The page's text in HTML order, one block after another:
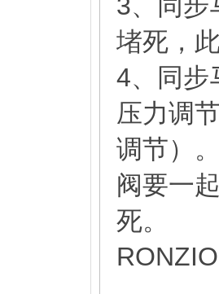
堵死，
4、同步
压力调
调节）
阀要一
死。